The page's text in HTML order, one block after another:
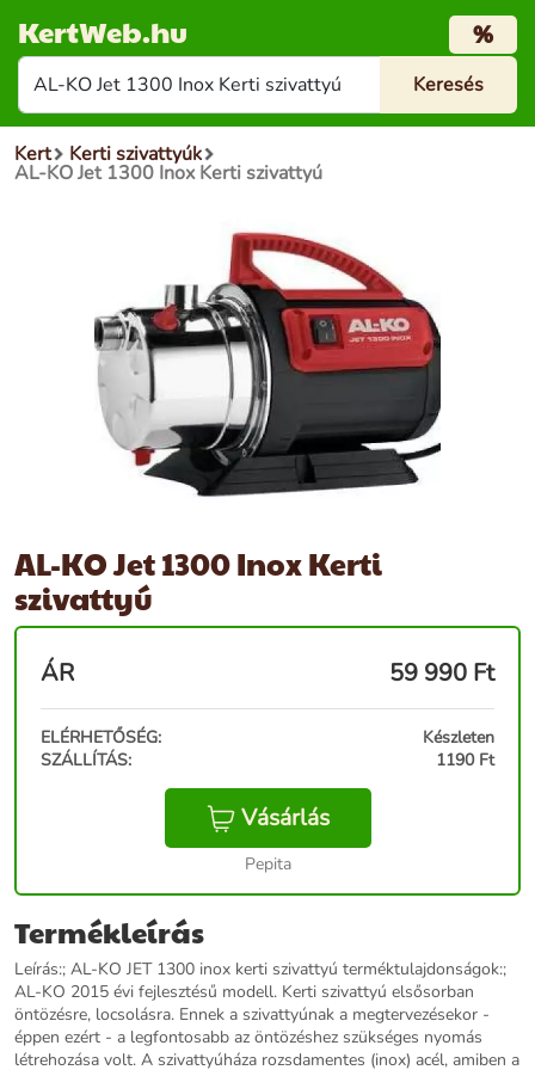
KertWeb.hu %
Kert Kerti szivattyúk
AL-KO Jet 1300 Inox Kerti szivattyú
AL-KO Jet 1300 Inox Kerti
szivattyú
ÁR 59 990 Ft
ELÉRHETŐSÉG:
Készleten
SZÁLLÍTÁS:
1190 Ft
Vásárlás
Pepita
Termékleírás
Leírás:; AL-KO JET 1300 inox kerti szivattyú terméktulajdonságok:;
AL-KO 2015 évi fejlesztésű modell. Kerti szivattyú elsősorban
öntözésre, locsolásra. Ennek a szivattyúnak a megtervezésekor -
éppen ezért - a legfontosabb az öntözéshez szükséges nyomás
létrehozása volt. A szivattyúháza rozsdamentes (inox) acél, amiben a